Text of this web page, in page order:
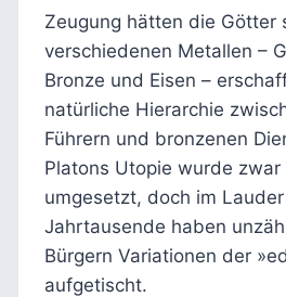
Zeugung hätten die Götter
verschiedenen Metallen –
Bronze und Eisen –
natürliche Hierarchie
Führern und bronzenen
Platons Utopie wurde zwar
umgesetzt, doch im
Jahrtausende haben
Bürgern Variationen der
aufgetischt.